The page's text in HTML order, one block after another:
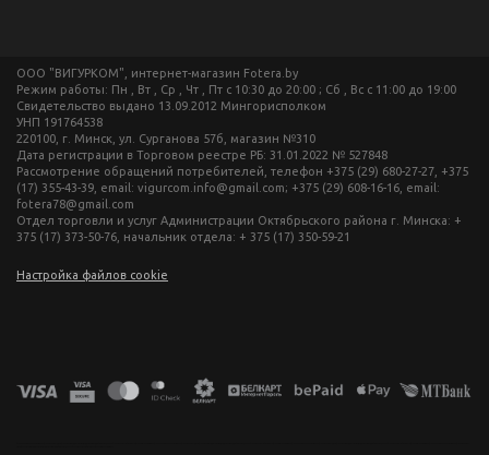
ООО "ВИГУРКОМ", интернет-магазин Fotera.by
Режим работы: Пн , Вт , Ср , Чт , Пт c 10:30 до 20:00 ; Сб , Вс c 11:00 до 19:00
Свидетельство выдано 13.09.2012 Мингорисполком
УНП 191764538
220100, г. Минск, ул. Сурганова 57б, магазин №310
Дата регистрации в Торговом реестре РБ: 31.01.2022 № 527848
Рассмотрение обращений потребителей, телефон +375 (29) 680-27-27, +375
(17) 355-43-39, email: vigurcom.info@gmail.com; +375 (29) 608-16-16, email:
fotera78@gmail.com
Отдел торговли и услуг Администрации Октябрьского района г. Минска: +
375 (17) 373-50-76, начальник отдела: + 375 (17) 350-59-21
Настройка файлов cookie